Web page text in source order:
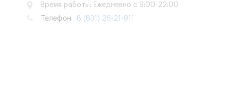
Время работы: Ежедневно с 9:00-22:00
Телефон: 8 (831) 26-21-911